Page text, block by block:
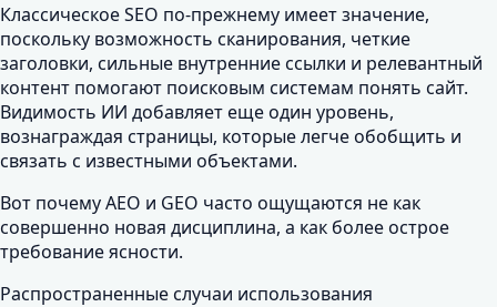
Классическое SEO по-прежнему имеет значение,
поскольку возможность сканирования, четкие
заголовки, сильные внутренние ссылки и релевантный
контент помогают поисковым системам понять сайт.
Видимость ИИ добавляет еще один уровень,
вознаграждая страницы, которые легче обобщить и
связать с известными объектами.
Вот почему AEO и GEO часто ощущаются не как
совершенно новая дисциплина, а как более острое
требование ясности.
Распространенные случаи использования